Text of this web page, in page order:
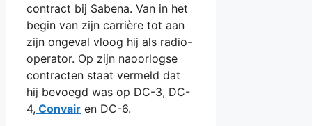
contract bij Sabena. Van in het
begin van zijn carrière tot aan
zijn ongeval vloog hij als radio-
operator. Op zijn naoorlogse
contracten staat vermeld dat
hij bevoegd was op DC-3, DC-
4, Convair en DC-6.